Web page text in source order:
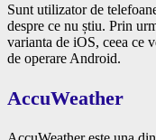
Sunt utilizator de
despre ce nu știu. Prin
varianta de iOS, ceea ce
de operare Android.
AccuWeather